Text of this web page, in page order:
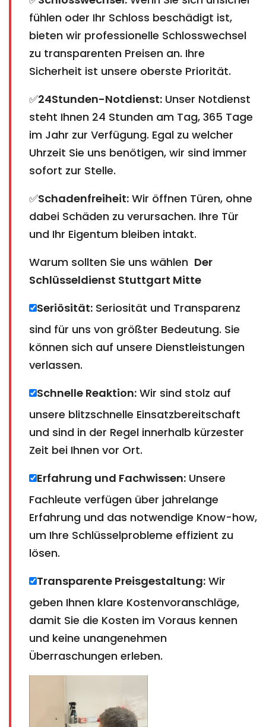
fühlen oder Ihr Schloss beschädigt ist,
bieten wir professionelle Schlosswechsel
zu transparenten Preisen an. Ihre
Sicherheit ist unsere oberste Priorität.
✅24Stunden-Notdienst: Unser Notdienst
steht Ihnen 24 Stunden am Tag, 365 Tage
im Jahr zur Verfügung. Egal zu welcher
Uhrzeit Sie uns benötigen, wir sind immer
sofort zur Stelle.
✅Schadenfreiheit: Wir öffnen Türen, ohne
dabei Schäden zu verursachen. Ihre Tür
und Ihr Eigentum bleiben intakt.
Warum sollten Sie uns wählen Der
Schlüsseldienst Stuttgart Mitte
Seriösität: Seriosität und Transparenz
sind für uns von größter Bedeutung. Sie
können sich auf unsere Dienstleistungen
verlassen.
Schnelle Reaktion: Wir sind stolz auf
unsere blitzschnelle Einsatzbereitschaft
und sind in der Regel innerhalb kürzester
Zeit bei Ihnen vor Ort.
Erfahrung und Fachwissen: Unsere
Fachleute verfügen über jahrelange
Erfahrung und das notwendige Know-how,
um Ihre Schlüsselprobleme effizient zu
lösen.
Transparente Preisgestaltung: Wir
geben Ihnen klare Kostenvoranschläge,
damit Sie die Kosten im Voraus kennen
und keine unangenehmen
Überraschungen erleben.